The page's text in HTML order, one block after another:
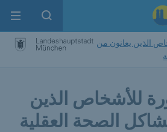
search
الذين يعانون من
للأشخاص الذين
الصحة العقلية